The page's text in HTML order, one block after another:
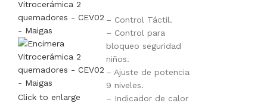
Click to enlarge
– Control Táctil.
– Control para
bloqueo seguridad
niños.
– Ajuste de potencia
9 niveles.
– Indicador de calor